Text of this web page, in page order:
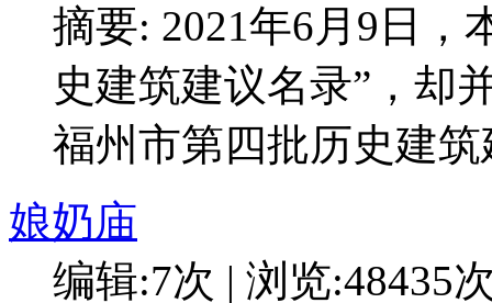
摘要: 2021年6月9日，
史建筑建议名录”，却
福州市第四批历史建
娘奶庙
编辑:7次 | 浏览:48435